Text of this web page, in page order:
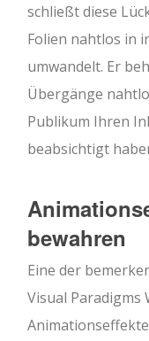
schließt diese
Folien nahtlos in
umwandelt. Er
Übergänge
Publikum Ihren
beabsichtigt
bewahren
Eine der
Visual Paradigms